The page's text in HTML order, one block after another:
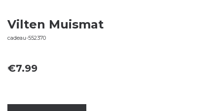
Vilten Muismat
cadeau-552370
€7.99